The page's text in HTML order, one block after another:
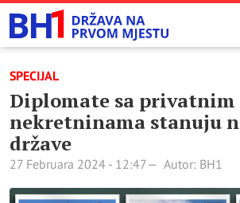
SPECIJAL
Diplomate sa privatnim
nekretninama stanuju
države
27 Februara 2024 - 12:47 Autor: BH1